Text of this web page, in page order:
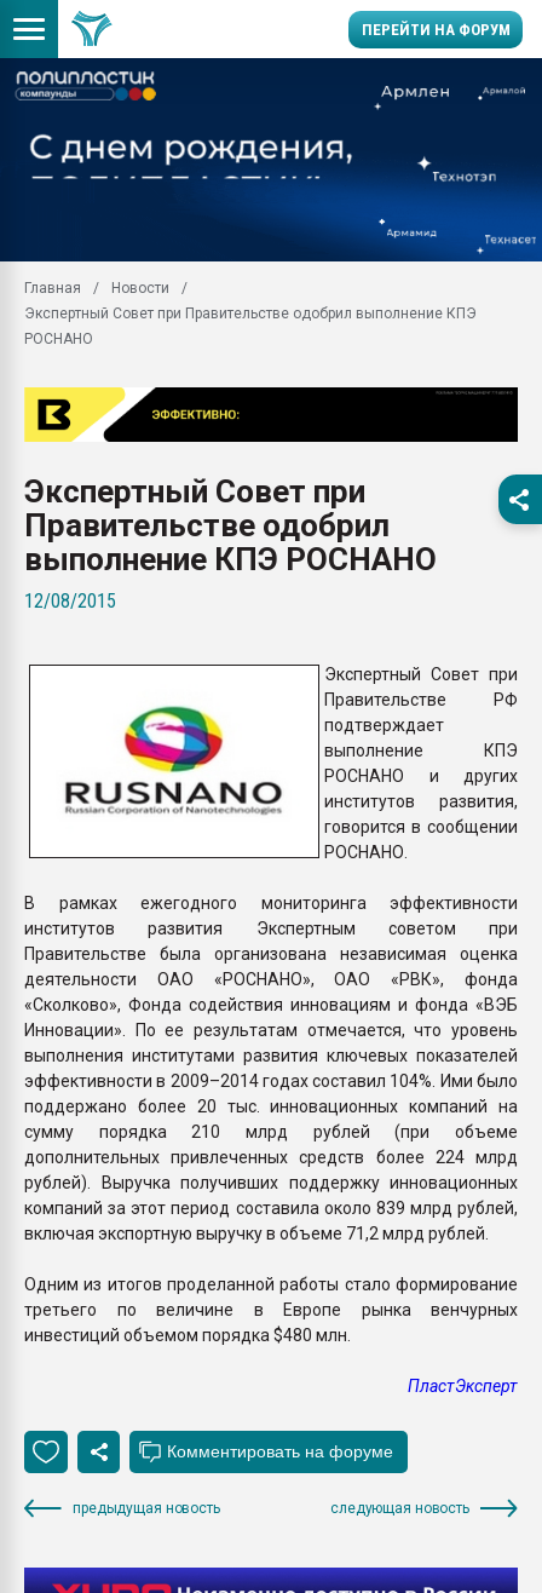
ПЕРЕЙТИ НА ФОРУМ
заводу пластмасс"
первый план в
28.07.2026
ситуацией на
Всё, что касается
Главная
Новости
Экспертный Совет при Правительстве одобрил выполнение КПЭ
РОСНАНО
Экспертный Совет при
Правительстве одобрил
выполнение КПЭ РОСНАНО
12/08/2015
Экспертный Совет при
Правительстве РФ
подтверждает
выполнение КПЭ
РОСНАНО и других
институтов развития,
говорится в сообщении
РОСНАНО.
В рамках ежегодного мониторинга эффективности
институтов развития Экспертным советом при
Правительстве была организована независимая оценка
деятельности ОАО «РОСНАНО», ОАО «РВК», фонда
«Сколково», Фонда содействия инновациям и фонда «ВЭБ
Инновации». По ее результатам отмечается, что уровень
выполнения институтами развития ключевых показателей
эффективности в 2009–2014 годах составил 104%. Ими было
поддержано более 20 тыс. инновационных компаний на
сумму порядка 210 млрд рублей (при объеме
дополнительных привлеченных средств более 224 млрд
рублей). Выручка получивших поддержку инновационных
компаний за этот период составила около 839 млрд рублей,
включая экспортную выручку в объеме 71,2 млрд рублей.
Одним из итогов проделанной работы стало формирование
третьего по величине в Европе рынка венчурных
инвестиций объемом порядка $480 млн.
ПластЭксперт
предыдущая новость следующая новость